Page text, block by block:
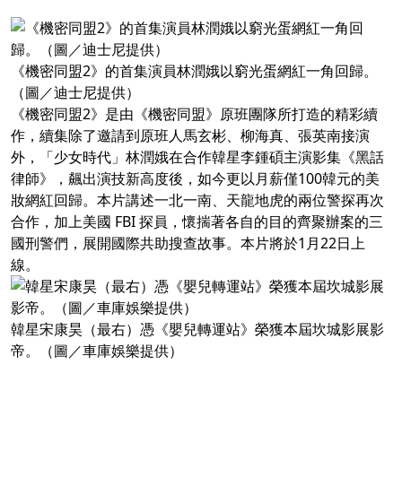
《機密同盟2》的首集演員林潤娥以窮光蛋網紅一角回歸。
（圖／迪士尼提供）
《機密同盟2》是由《機密同盟》原班團隊所打造的精彩續
作，續集除了邀請到原班人馬玄彬、柳海真、張英南接演
外，「少女時代」林潤娥在合作韓星李鍾碩主演影集《黑話
律師》，飆出演技新高度後，如今更以月薪僅100韓元的美
妝網紅回歸。本片講述一北一南、天龍地虎的兩位警探再次
合作，加上美國 FBI 探員，懷揣著各自的目的齊聚辦案的三
國刑警們，展開國際共助搜查故事。本片將於1月22日上
線。
韓星宋康昊（最右）憑《嬰兒轉運站》榮獲本屆坎城影展影
帝。（圖／車庫娛樂提供）